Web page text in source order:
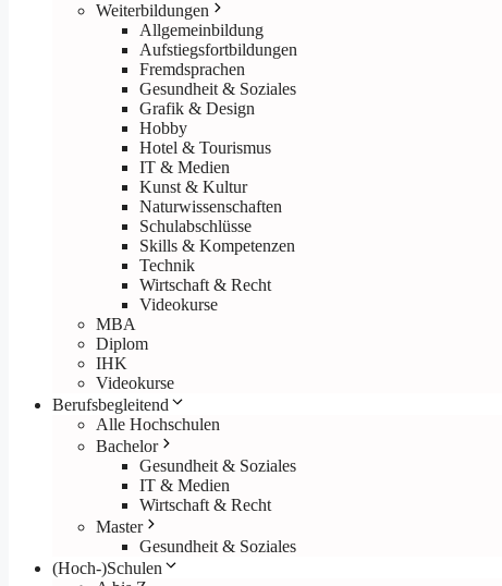
Weiterbildungen
Allgemeinbildung
Aufstiegsfortbildungen
Fremdsprachen
Gesundheit & Soziales
Grafik & Design
Hobby
Hotel & Tourismus
IT & Medien
Kunst & Kultur
Naturwissenschaften
Schulabschlüsse
Skills & Kompetenzen
Technik
Wirtschaft & Recht
Videokurse
MBA
Diplom
IHK
Videokurse
Berufsbegleitend
Alle Hochschulen
Bachelor
Gesundheit & Soziales
IT & Medien
Wirtschaft & Recht
Master
Gesundheit & Soziales
(Hoch-)Schulen